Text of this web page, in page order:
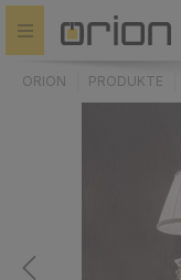
springen
ORION PRODUKTE